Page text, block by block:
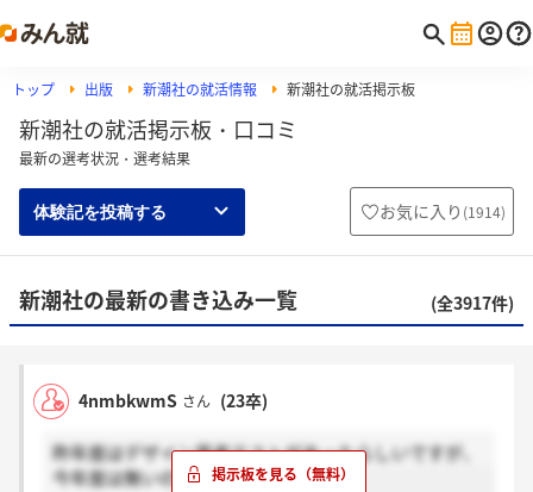
トップ 出版 新潮社の就活情報 新潮社の就活掲示板
新潮社の就活掲示板・口コミ
最新の選考状況・選考結果
体験記を投稿する お気に入り (1914)
新潮社の最新の書き込み一覧 (全3917件)
4nmbkwmS さん (23卒)
昨年度はデザイン思考テストがあったらしいですが、
今年度は無いのでしょうか…